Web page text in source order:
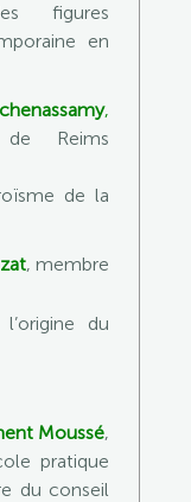
figures
en
,
de Reims
de la
, membre
du
Moussé,
pratique
du conseil